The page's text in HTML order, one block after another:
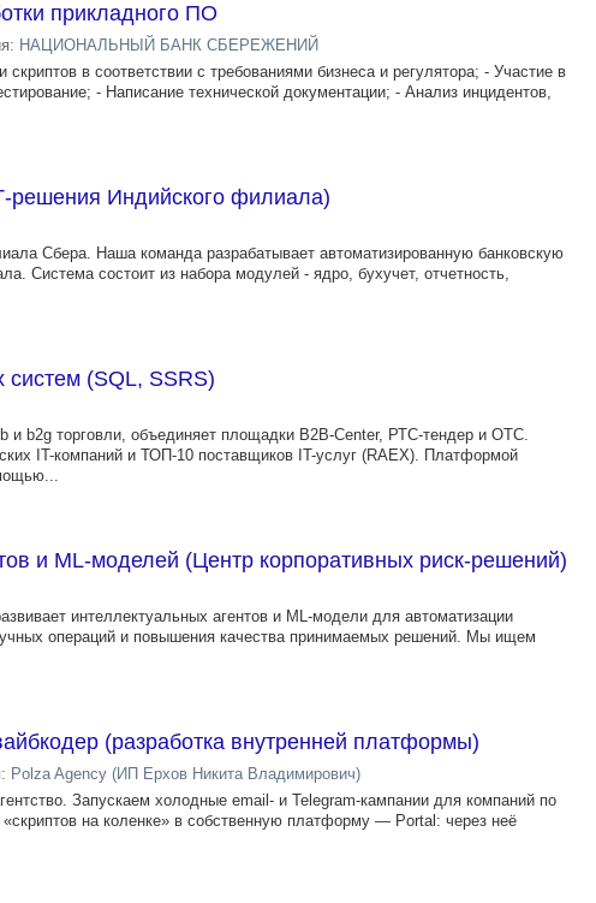
прикладного ПО
НАЦИОНАЛЬНЫЙ БАНК СБЕРЕЖЕНИЙ
в соответствии с требованиями бизнеса и регулятора; - Участие в
- Написание технической документации; - Анализ инцидентов,
решения Индийского филиала)
Сбера. Наша команда разрабатывает автоматизированную банковскую
Система состоит из набора модулей - ядро, бухучет, отчетность,
систем (SQL, SSRS)
и b2g торговли, объединяет площадки B2B-Center, РТС-тендер и OTC.
IT-компаний и ТОП-10 поставщиков IT-услуг (RAEX). Платформой
и ML-моделей (Центр корпоративных риск-решений)
интеллектуальных агентов и ML-модели для автоматизации
операций и повышения качества принимаемых решений. Мы ищем
(разработка внутренней платформы)
Polza Agency (ИП Ерхов Никита Владимирович)
Запускаем холодные email- и Telegram-кампании для компаний по
на коленке» в собственную платформу — Portal: через неё